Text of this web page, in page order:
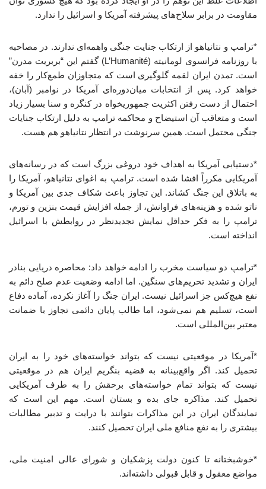
مقاومت در برابر سلاح‌های پیشرفته آمریکا و اسرائیل را ندارد.
*ترامپ و نتانیاهو از ارتکاب جنایت جنگی واهمه‌ای ندارند. در مصاحبه
با روزنامه فرانسوی لومانیته (L’Humanité) گفتم این “بربریت مدرن”
است. تمدن ایران لقمه گلوگیری است که متجاوزان طمع‌کار را خفه
خواهد کرد. پس از انتخابات میان‌دوره‌ای آمریکا در نوامبر (آبان)،
احتمال از دست رفتن اکثریت جمهوریخواه در کنگره و سنا بسیار زیاد
است و متعاقب آن استیضاح و محاکمه ترامپ به دلیل ارتکاب جنایات
جنگی محتمل است. همین سرنوشت در انتظار نتانیاهو هم هست.
*دستیابی آمریکا به اهداف خود دروغی بزرگ است که در رسانه‌های
آمریکایی مکرراً افشا شده است. ترامپ به اغوای نتانیاهو، آمریکا را
به باتلاق این جنگ کشاند. این تجاوز باعث شکاف جدی بین آمریکا و
ناتو شده و هزینه‌های فراوانش، از جمله افزایش قیمت بنزین و تورم،
ترامپ را به فکر حداقل نمایش تجدیدنظر در روابطش با اسرائیل
انداخته است.
*ترامپ دو سیاست مخرب را ادامه خواهد داد: محاصره دریایی بنادر
ایران و تشدید تحریم‌های سنگین. اما ادامه وضعیت عدم صلح دائم به
نفع هیچ‌کس جز اسرائیل نیست. ایران جنگ را آغاز نکرده، آماده دفاع
است، تسلیم هم نمی‌شود، اما طالب پایان دائمی تجاوز با ضمانت
معتبر بین‌المللی است.
*آمریکا در موقعیتی نیست که بتواند خواسته‌های خود را به ایران
تحمیل کند. اگر واقع‌بینانه به قضیه بنگریم ایران هم در موقعیتی
نیست که بتواند تمام خواسته‌های برحقش را به طرف آمریکایی
تحمیل کند. مذاکره جای بده و بستان است. مهم این است که
نمایندگان ایران در این مذاکرات بتوانند با درایت و تدبیر مطالبات
بیشتری را به نفع منافع ملی ایران تحصیل کنند.
*خوشبختانه تا کنون دولت پزشکیان و شورای عالی امنیت ملی،
مواضع معقول و قابل قبولی داشته‌اند.